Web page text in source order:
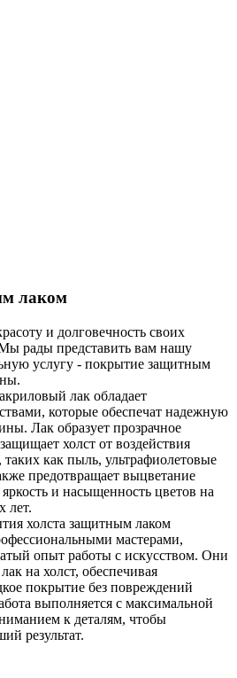
лаком
и долговечность своих
рады представить вам нашу
услугу - покрытие защитным
лак обладает
которые обеспечат надежную
Лак образует прозрачное
холст от воздействия
как пыль, ультрафиолетовые
предотвращает выцветание
и насыщенность цветов на
лет.
холста защитным лаком
мастерами,
опыт работы с искусством. Они
на холст, обеспечивая
покрытие без повреждений
выполняется с максимальной
к деталям, чтобы
результат.